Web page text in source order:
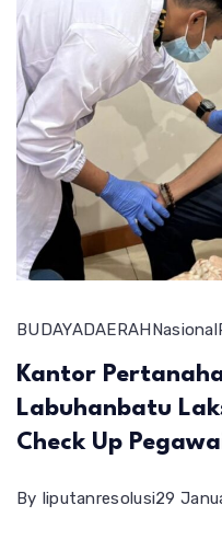
BUDAYADAERAHNasional
Kantor
Labuhanbatu
Check Up
By liputanresolusi29